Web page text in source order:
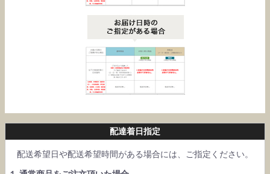
配達着日指定
配送希望日や配送希望時間がある場合には、ご指定ください。